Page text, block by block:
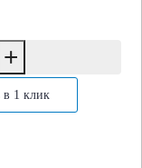
+
в 1 клик